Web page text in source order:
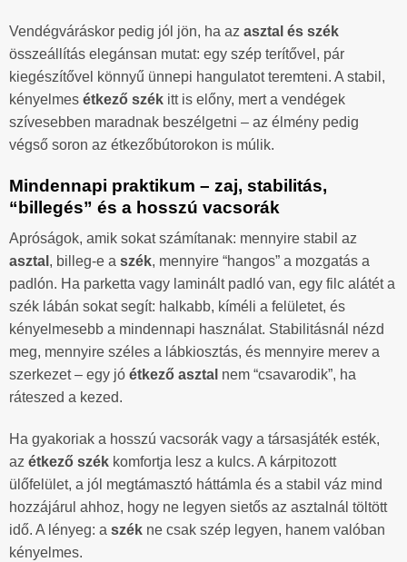
Vendégváráskor pedig jól jön, ha az asztal és szék
összeállítás elegánsan mutat: egy szép terítővel, pár
kiegészítővel könnyű ünnepi hangulatot teremteni. A stabil,
kényelmes étkező szék itt is előny, mert a vendégek
szívesebben maradnak beszélgetni – az élmény pedig
végső soron az étkezőbútorokon is múlik.
Mindennapi praktikum – zaj, stabilitás,
“billegés” és a hosszú vacsorák
Apróságok, amik sokat számítanak: mennyire stabil az
asztal , billeg-e a szék, mennyire “hangos” a mozgatás a
padlón. Ha parketta vagy laminált padló van, egy filc alátét a
szék lábán sokat segít: halkabb, kíméli a felületet, és
kényelmesebb a mindennapi használat. Stabilitásnál nézd
meg, mennyire széles a lábkiosztás, és mennyire merev a
szerkezet – egy jó étkező asztal nem “csavarodik”, ha
ráteszed a kezed.
Ha gyakoriak a hosszú vacsorák vagy a társasjáték esték,
az étkező szék komfortja lesz a kulcs. A kárpitozott
ülőfelület, a jól megtámasztó háttámla és a stabil váz mind
hozzájárul ahhoz, hogy ne legyen sietős az asztalnál töltött
idő. A lényeg: a szék ne csak szép legyen, hanem valóban
kényelmes.